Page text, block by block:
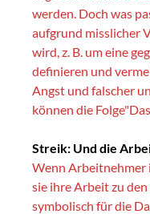
werden. Doch was
aufgrund misslicher
wird, z. B. um eine
definieren und
Angst und falscher
können die
Streik: Und die
Wenn Arbeitnehmer
sie ihre Arbeit zu
symbolisch für die